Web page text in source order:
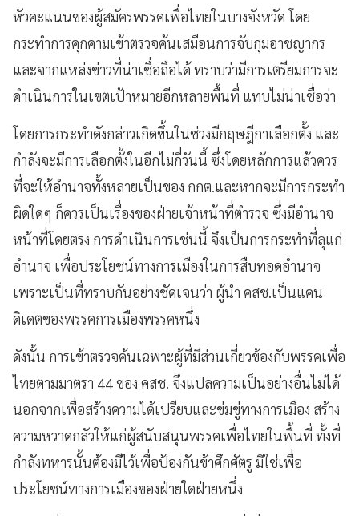
หัวคะแนนของผู้สมัครพรรคเพื่อไทยในบางจังหวัด โดย
กระทำการคุกคามเข้าตรวจค้นเสมือนการจับกุมอาชญากร
และจากแหล่งข่าวที่น่าเชื่อถือได้ ทราบว่ามีการเตรียมการจะ
ดำเนินการในเขตเป้าหมายอีกหลายพื้นที่ แทบไม่น่าเชื่อว่า
โดยการกระทำดังกล่าวเกิดขึ้นในช่วงมีกฤษฎีกาเลือกตั้ง และ
กำลังจะมีการเลือกตั้งในอีกไม่กี่วันนี้ ซึ่งโดยหลักการแล้วควร
ที่จะให้อำนาจทั้งหลายเป็นของ กกต.และหากจะมีการกระทำ
ผิดใดๆ ก็ควรเป็นเรื่องของฝ่ายเจ้าหน้าที่ตำรวจ ซึ่งมีอำนาจ
หน้าที่โดยตรง การดำเนินการเช่นนี้ จึงเป็นการกระทำที่ลุแก่
อำนาจ เพื่อประโยชน์ทางการเมืองในการสืบทอดอำนาจ
เพราะเป็นที่ทราบกันอย่างชัดเจนว่า ผู้นำ คสช.เป็นแคน
ดิเดตของพรรคการเมืองพรรคหนึ่ง
ดังนั้น การเข้าตรวจค้นเฉพาะผู้ที่มีส่วนเกี่ยวข้องกับพรรคเพื่อ
ไทยตามมาตรา 44 ของ คสช. จึงแปลความเป็นอย่างอื่นไม่ได้
นอกจากเพื่อสร้างความได้เปรียบและข่มขู่ทางการเมือง สร้าง
ความหวาดกลัวให้แก่ผู้สนับสนุนพรรคเพื่อไทยในพื้นที่ ทั้งที่
กำลังทหารนั้นต้องมีไว้เพื่อป้องกันข้าศึกศัตรู มิใช่เพื่อ
ประโยชน์ทางการเมืองของฝ่ายใดฝ่ายหนึ่ง